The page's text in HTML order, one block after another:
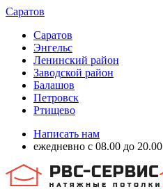
Саратов
Саратов
Энгельс
Ленинский район
Заводской район
Балашов
Петровск
Ртищево
Написать нам
ежедневно с 08.00 до 20.00